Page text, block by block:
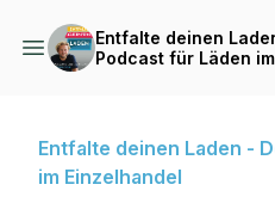
Entfalte deinen
Podcast für Läden im
Entfalte deinen Laden -
im Einzelhandel